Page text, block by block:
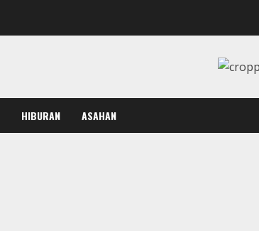
HIBURAN ASAHAN